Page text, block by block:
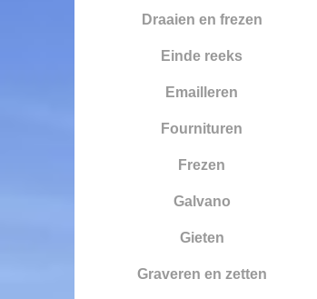
Draaien en frezen
Einde reeks
Emailleren
Fournituren
Frezen
Galvano
Gieten
Graveren en zetten